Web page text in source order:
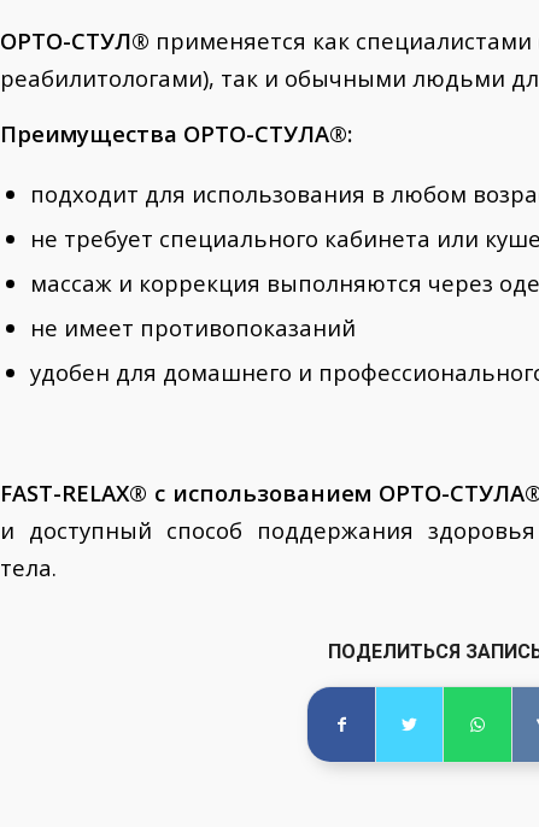
ОРТО-СТУЛ® применяется как
реабилитологами), так и обычными людьми
Преимущества ОРТО-СТУЛА®:
подходит для использования в любом
не требует специального кабинета или
массаж и коррекция выполняются через
не имеет противопоказаний
удобен для домашнего и
FAST-RELAX® с использованием ОРТО-
и доступный способ поддержания
тела.
ПОДЕЛИТЬСЯ